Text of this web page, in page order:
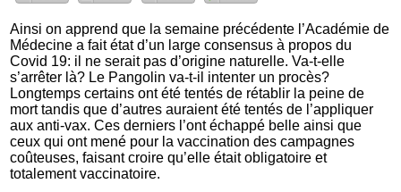
Ainsi on apprend que la semaine précédente l’Académie de
Médecine a fait état d’un large consensus à propos du
Covid 19: il ne serait pas d’origine naturelle. Va-t-elle
s’arrêter là? Le Pangolin va-t-il intenter un procès?
Longtemps certains ont été tentés de rétablir la peine de
mort tandis que d’autres auraient été tentés de l’appliquer
aux anti-vax. Ces derniers l’ont échappé belle ainsi que
ceux qui ont mené pour la vaccination des campagnes
coûteuses, faisant croire qu’elle était obligatoire et
totalement vaccinatoire.